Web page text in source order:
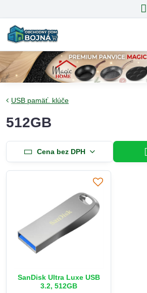
USB pamäť. klúče
512GB
Cena bez DPH
SanDisk Ultra Luxe USB
3.2, 512GB